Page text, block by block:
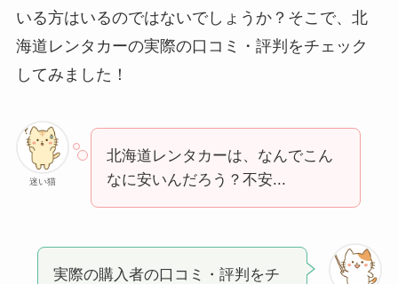
いる方はいるのではないでしょうか？そこで、北
海道レンタカーの実際の口コミ・評判をチェック
してみました！
迷い猫
北海道レンタカーは、なんでこん
なに安いんだろう？不安...
実際の購入者の口コミ・評判をチ